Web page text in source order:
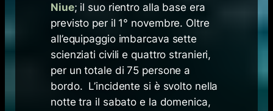
Niue; il suo rientro alla base era
previsto per il 1° novembre. Oltre
all’equipaggio imbarcava sette
scienziati civili e quattro stranieri,
per un totale di 75 persone a
bordo. L’incidente si è svolto nella
notte tra il sabato e la domenica,